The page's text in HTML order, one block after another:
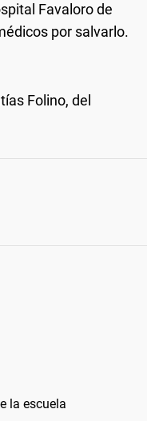
Favaloro de
por salvarlo.
Folino, del
la escuela